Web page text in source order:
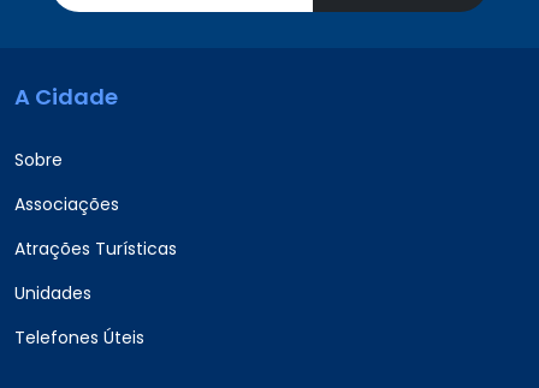
A Cidade
Sobre
Associações
Atrações Turísticas
Unidades
Telefones Úteis